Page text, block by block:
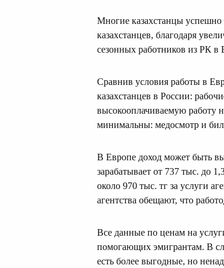
Многие казахстанцы успешно
казахстанцев, благодаря
сезонных работников из РК в
Сравнив условия работы в
казахстанцев в России:
высокооплачиваемую работу
минимальны: медосмотр и
В Европе доход может быть
зарабатывает от 737 тыс. до
около 970 тыс. тг за услуги
агентства обещают, что
Все данные по ценам на
помогающих эмигрантам. В
есть более выгодные, но